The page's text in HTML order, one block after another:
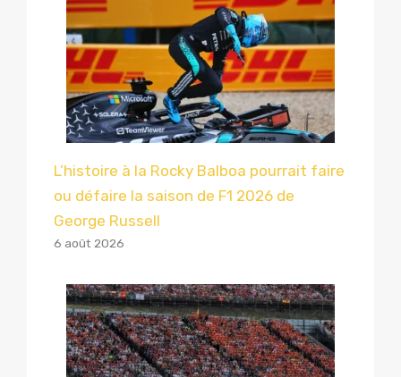
L’histoire à la Rocky Balboa pourrait faire
ou défaire la saison de F1 2026 de
George Russell
6 août 2026